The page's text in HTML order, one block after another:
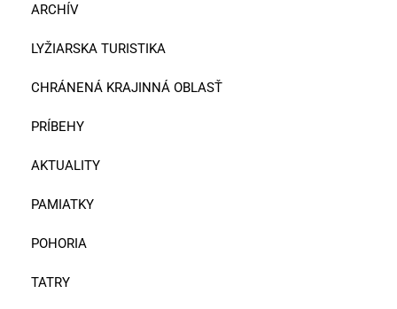
ARCHÍV
LYŽIARSKA TURISTIKA
CHRÁNENÁ KRAJINNÁ OBLASŤ
PRÍBEHY
AKTUALITY
PAMIATKY
POHORIA
TATRY